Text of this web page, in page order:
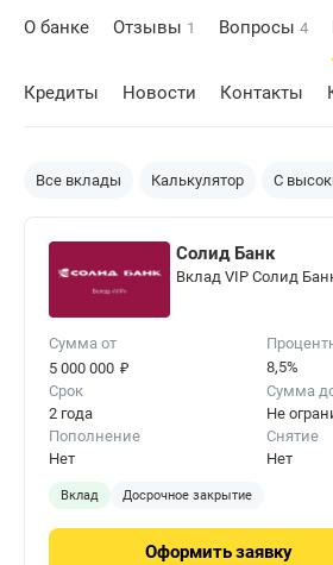
О банке Отзывы 1 Вопросы 4
Кредиты Новости Контакты
Все вклады Калькулятор С
Солид Банк
Вклад VIP Солид
Сумма от
5 000 000 ₽
8,5%
Срок
2 года
Сумма
Не
Пополнение
Нет
Снятие
Нет
Вклад Досрочное закрытие
Оформитьзаявку